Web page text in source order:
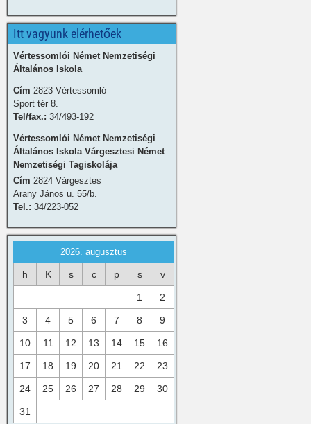
Itt vagyunk elérhetőek
Vértessomlói Német Nemzetiségi
Általános Iskola
Cím 2823 Vértessomló
Sport tér 8.
Tel/fax.: 34/493-192
Vértessomlói Német Nemzetiségi
Általános Iskola Várgesztesi Német
Nemzetiségi Tagiskolája
Cím 2824 Várgesztes
Arany János u. 55/b.
Tel.: 34/223-052
2026. augusztus
h K s c p s v
1 2
3 4 5 6 7 8 9
10 11 12 13 14 15 16
17 18 19 20 21 22 23
24 25 26 27 28 29 30
31